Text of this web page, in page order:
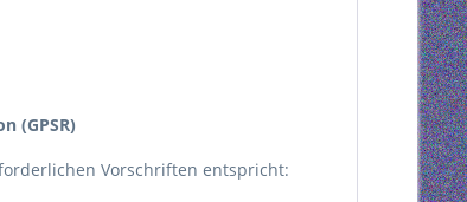
(GPSR)
Vorschriften entspricht: